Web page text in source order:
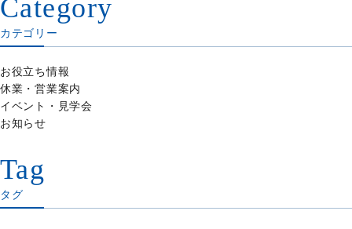
Category
カテゴリー
お役立ち情報
休業・営業案内
イベント・見学会
お知らせ
Tag
タグ